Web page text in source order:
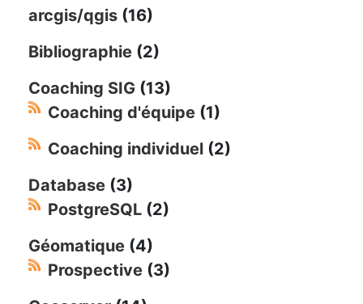
arcgis/qgis (16)
Bibliographie (2)
Coaching SIG (13)
Coaching d'équipe (1)
Coaching individuel (2)
Database (3)
PostgreSQL (2)
Géomatique (4)
Prospective (3)